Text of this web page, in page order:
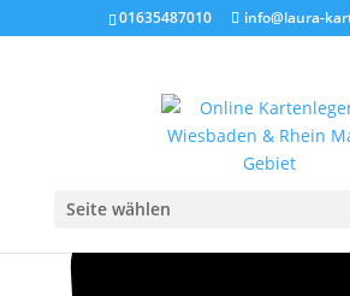
01635487010 info@laura-
Seite wählen
Gutschein 50 €